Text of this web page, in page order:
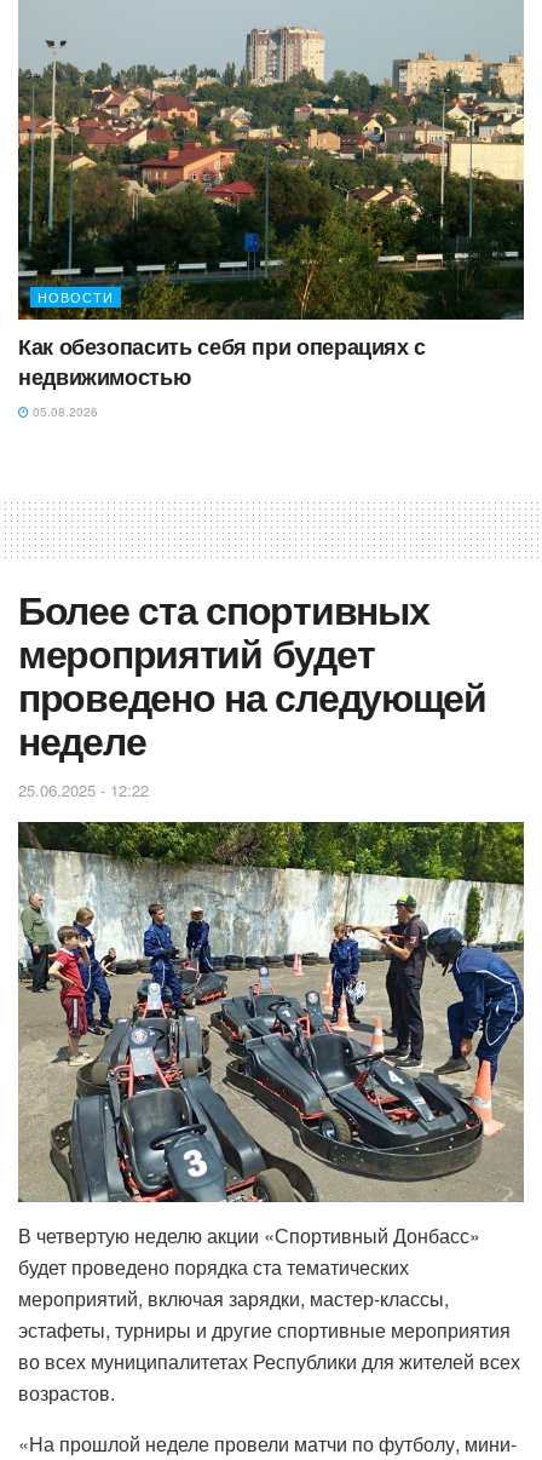
НОВОСТИ
Как обезопасить себя при операциях с
недвижимостью
05.08.2026
Более ста спортивных
мероприятий будет
проведено на следующей
неделе
25.06.2025 - 12:22
В четвертую неделю акции «Спортивный Донбасс»
будет проведено порядка ста тематических
мероприятий, включая зарядки, мастер-классы,
эстафеты, турниры и другие спортивные мероприятия
во всех муниципалитетах Республики для жителей всех
возрастов.
«На прошлой неделе провели матчи по футболу, мини-